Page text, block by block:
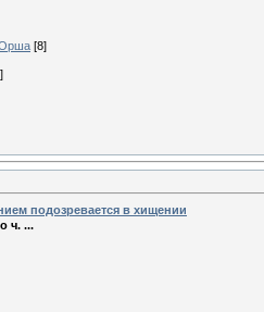
Орша [8]
подозревается в хищении
ч. ...